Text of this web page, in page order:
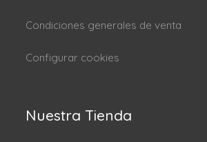
Condiciones generales de venta
Configurar cookies
Nuestra Tienda